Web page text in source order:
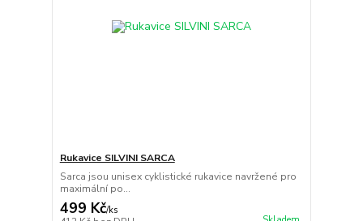
Rukavice SILVINI SARCA
Sarca jsou unisex cyklistické rukavice navržené pro
maximální po...
499 Kč/ks